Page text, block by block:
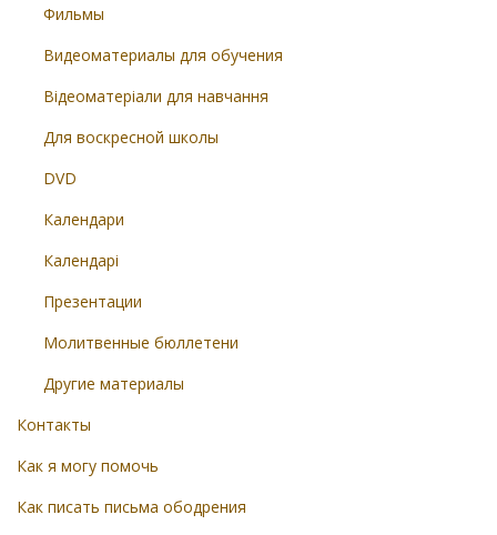
Фильмы
Видеоматериалы для обучения
Відеоматеріали для навчання
Для воскресной школы
DVD
Календари
Календарі
Презентации
Молитвенные бюллетени
Другие материалы
Контакты
Как я могу помочь
Как писать письма ободрения